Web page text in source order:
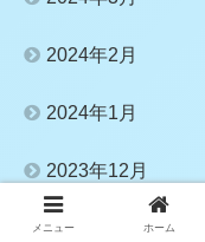
2024年2月
2024年1月
2023年12月
2023年11月
メニュー ホーム